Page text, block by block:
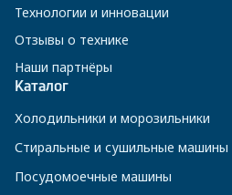
Технологии и инновации
Отзывы о технике
Наши партнёры
Каталог
Холодильники и морозильники
Стиральные и сушильные машины
Посудомоечные машины